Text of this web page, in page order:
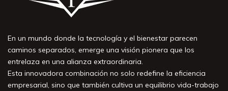
En un mundo donde la tecnología y el bienestar parecen
caminos separados, emerge una visión pionera que los
entrelaza en una alianza extraordinaria.
Esta innovadora combinación no solo redefine la eficiencia
empresarial, sino que también cultiva un equilibrio vida-trabajo